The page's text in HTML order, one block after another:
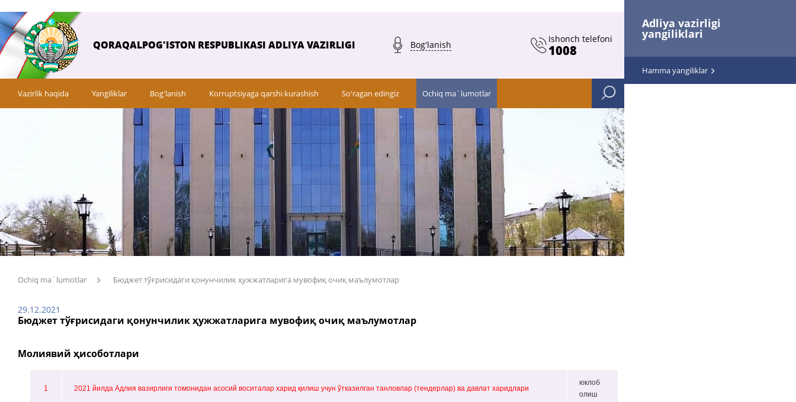
Adliya vazirligi
yangiliklari
Hamma yangiliklar
QORAQALPOG'ISTON RESPUBLIKASI ADLIYA VAZIRLIGI Bog'lanish
Ishonch telefoni
1008
Vazirlik haqida Yangiliklar Bog'lanish Korruptsiyaga qarshi kurashish So'ragan edingiz Ochiq ma`lumotlar
Ochiq ma`lumotlar Бюджет тўғрисидаги қонунчилик ҳужжатларига мувофиқ очиқ маълумотлар
29.12.2021
Бюджет тўғрисидаги қонунчилик ҳужжатларига мувофиқ очиқ маълумотлар
Молиявий ҳисоботлари
1 2021 йилда Адлия вазирлиги томонидан асосий воситалар харид қилиш учун ўтказилган танловлар (тендерлар) ва давлат харидлари
юклоб
олиш